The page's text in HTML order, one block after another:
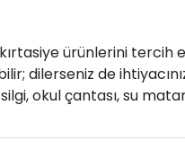
ürünlerini
dilerseniz de
okul çantası, su